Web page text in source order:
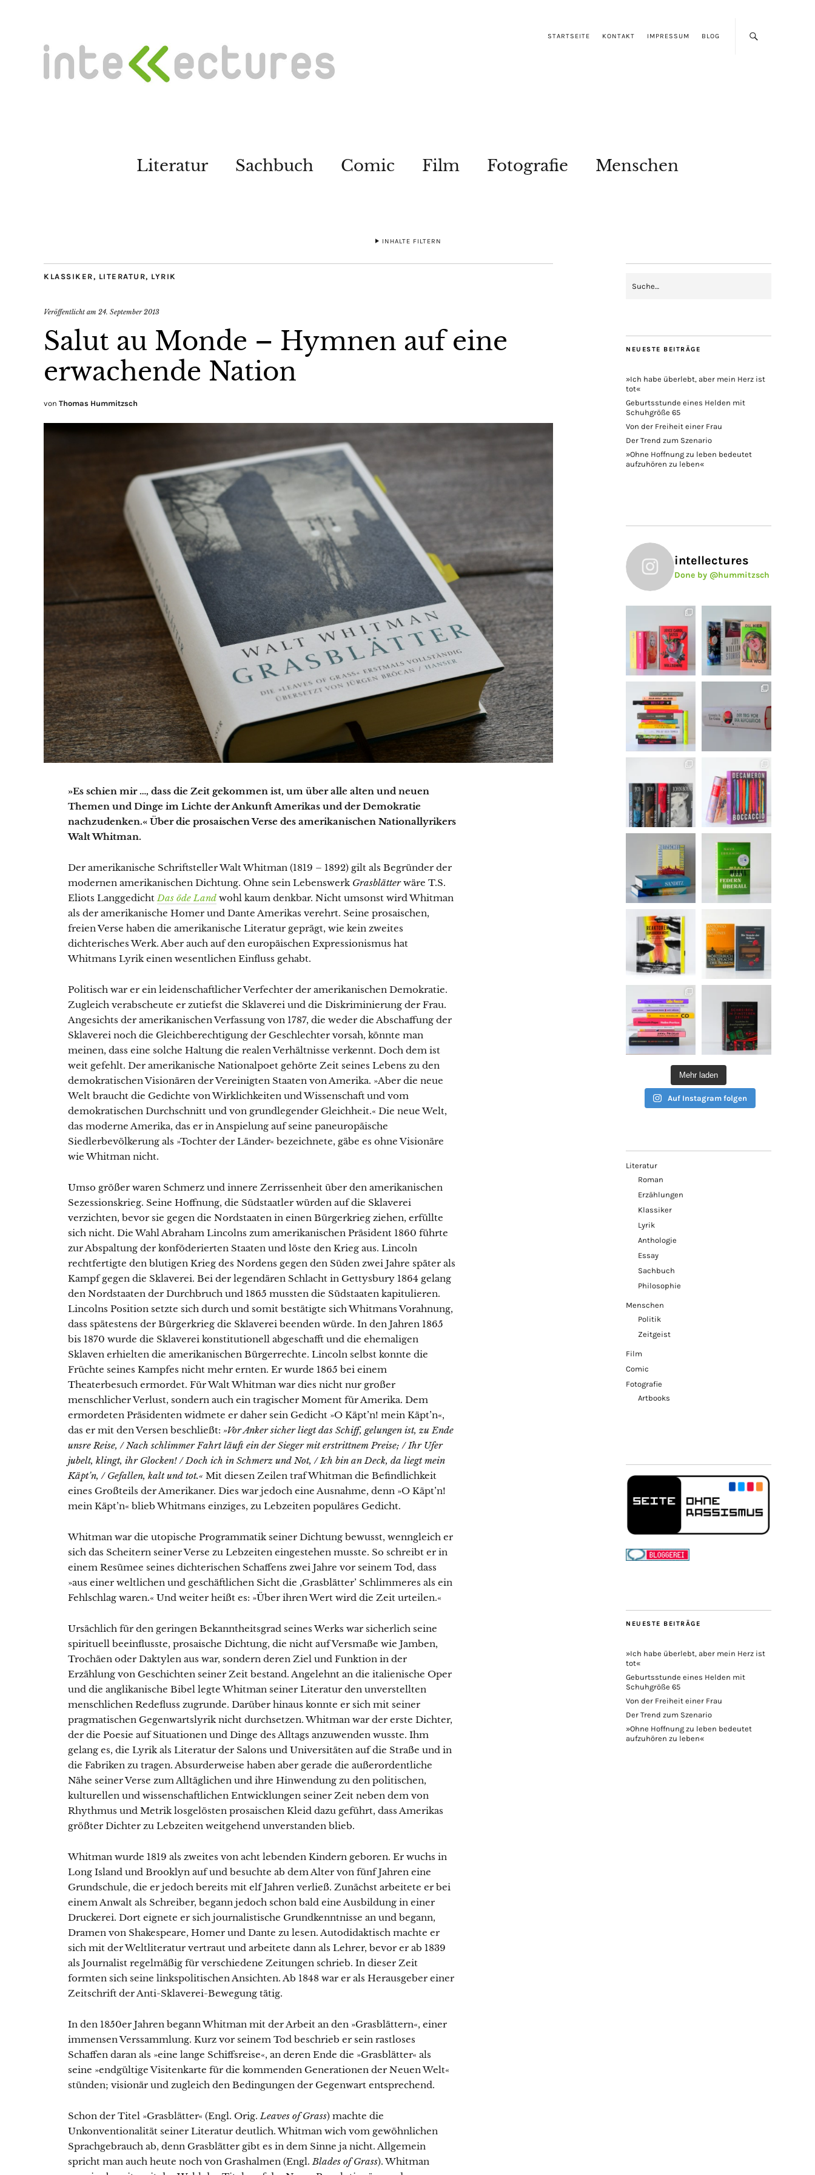
STARTSEITE KONTAKT IMPRESSUM BLOG
Literatur Sachbuch Comic Film Fotografie Menschen
INHALTE FILTERN
KLASSIKER, LITERATUR, LYRIK
Veröffentlicht am 24. September 2013
Salut au Monde – Hymnen auf eine
erwachende Nation
von Thomas Hummitzsch
»Es schien mir …, dass die Zeit gekommen ist, um über alle alten und neuen
Themen und Dinge im Lichte der Ankunft Amerikas und der Demokratie
nachzudenken.« Über die prosaischen Verse des amerikanischen Nationallyrikers
Walt Whitman.
Der amerikanische Schriftsteller Walt Whitman (1819 – 1892) gilt als Begründer der
modernen amerikanischen Dichtung. Ohne sein Lebenswerk Grasblätterwäre T.S.
Eliots LanggedichtDas öde Land wohl kaum denkbar. Nicht umsonst wird Whitman
als der amerikanische Homer und Dante Amerikas verehrt. Seine prosaischen,
freien Verse haben die amerikanische Literatur geprägt, wie kein zweites
dichterisches Werk. Aber auch auf den europäischen Expressionismus hat
Whitmans Lyrik einen wesentlichen Einfluss gehabt.
Politisch war er ein leidenschaftlicher Verfechter der amerikanischen Demokratie.
Zugleich verabscheute er zutiefst die Sklaverei und die Diskriminierung der Frau.
Angesichts der amerikanischen Verfassung von 1787, die weder die Abschaffung der
Sklaverei noch die Gleichberechtigung der Geschlechter vorsah, könnte man
meinen, dass eine solche Haltung die realen Verhältnisse verkennt. Doch dem ist
weit gefehlt. Der amerikanische Nationalpoet gehörte Zeit seines Lebens zu den
demokratischen Visionären der Vereinigten Staaten von Amerika. »Aber die neue
Welt braucht die Gedichte von Wirklichkeiten und Wissenschaft und vom
demokratischen Durchschnitt und von grundlegender Gleichheit.« Die neue Welt,
das moderne Amerika, das er in Anspielung auf seine paneuropäische
Siedlerbevölkerung als »Tochter der Länder« bezeichnete, gäbe es ohne Visionäre
wie Whitman nicht.
Umso größer waren Schmerz und innere Zerrissenheit über den amerikanischen
Sezessionskrieg. Seine Hoffnung, die Südstaatler würden auf die Sklaverei
verzichten, bevor sie gegen die Nordstaaten in einen Bürgerkrieg ziehen, erfüllte
sich nicht. Die Wahl Abraham Lincolns zum amerikanischen Präsident 1860 führte
zur Abspaltung der konföderierten Staaten und löste den Krieg aus. Lincoln
rechtfertigte den blutigen Krieg des Nordens gegen den Süden zwei Jahre später als
Kampf gegen die Sklaverei. Bei der legendären Schlacht in Gettysbury 1864 gelang
den Nordstaaten der Durchbruch und 1865 mussten die Südstaaten kapitulieren.
Lincolns Position setzte sich durch und somit bestätigte sich Whitmans Vorahnung,
dass spätestens der Bürgerkrieg die Sklaverei beenden würde. In den Jahren 1865
bis 1870 wurde die Sklaverei konstitutionell abgeschafft und die ehemaligen
Sklaven erhielten die amerikanischen Bürgerrechte. Lincoln selbst konnte die
Früchte seines Kampfes nicht mehr ernten. Er wurde 1865 bei einem
Theaterbesuch ermordet. Für Walt Whitman war dies nicht nur großer
menschlicher Verlust, sondern auch ein tragischer Moment für Amerika. Dem
ermordeten Präsidenten widmete er daher sein Gedicht »O Käpt’n! mein Käpt’n«,
das er mit den Versen beschließt: »Vor Anker sicher liegt das Schiff, gelungen ist, zu Ende
unsre Reise, / Nach schlimmer Fahrt läuft ein der Sieger mit erstrittnem Preise; / Ihr Ufer
jubelt, klingt, ihr Glocken! / Doch ich in Schmerz und Not, / Ich bin an Deck, da liegt mein
Käpt’n, / Gefallen, kalt und tot.« Mit diesen Zeilen traf Whitman die Befindlichkeit
eines Großteils der Amerikaner. Dies war jedoch eine Ausnahme, denn »O Käpt’n!
mein Käpt’n« blieb Whitmans einziges, zu Lebzeiten populäres Gedicht.
Whitman war die utopische Programmatik seiner Dichtung bewusst, wenngleich er
sich das Scheitern seiner Verse zu Lebzeiten eingestehen musste. So schreibt er in
einem Resümee seines dichterischen Schaffens zwei Jahre vor seinem Tod, dass
»aus einer weltlichen und geschäftlichen Sicht die ‚Grasblätter’ Schlimmeres als ein
Fehlschlag waren.« Und weiter heißt es: »Über ihren Wert wird die Zeit urteilen.«
Ursächlich für den geringen Bekanntheitsgrad seines Werks war sicherlich seine
spirituell beeinflusste, prosaische Dichtung, die nicht auf Versmaße wie Jamben,
Trochäen oder Daktylen aus war, sondern deren Ziel und Funktion in der
Erzählung von Geschichten seiner Zeit bestand. Angelehnt an die italienische Oper
und die anglikanische Bibel legte Whitman seiner Literatur den unverstellten
menschlichen Redefluss zugrunde. Darüber hinaus konnte er sich mit seiner
pragmatischen Gegenwartslyrik nicht durchsetzen. Whitman war der erste Dichter,
der die Poesie auf Situationen und Dinge des Alltags anzuwenden wusste. Ihm
gelang es, die Lyrik als Literatur der Salons und Universitäten auf die Straße und in
die Fabriken zu tragen. Absurderweise haben aber gerade die außerordentliche
Nähe seiner Verse zum Alltäglichen und ihre Hinwendung zu den politischen,
kulturellen und wissenschaftlichen Entwicklungen seiner Zeit neben dem von
Rhythmus und Metrik losgelösten prosaischen Kleid dazu geführt, dass Amerikas
größter Dichter zu Lebzeiten weitgehend unverstanden blieb.
Whitman wurde 1819 als zweites von acht lebenden Kindern geboren. Er wuchs in
Long Island und Brooklyn auf und besuchte ab dem Alter von fünf Jahren eine
Grundschule, die er jedoch bereits mit elf Jahren verließ. Zunächst arbeitete er bei
einem Anwalt als Schreiber, begann jedoch schon bald eine Ausbildung in einer
Druckerei. Dort eignete er sich journalistische Grundkenntnisse an und begann,
Dramen von Shakespeare, Homer und Dante zu lesen. Autodidaktisch machte er
sich mit der Weltliteratur vertraut und arbeitete dann als Lehrer, bevor er ab 1839
als Journalist regelmäßig für verschiedene Zeitungen schrieb. In dieser Zeit
formten sich seine linkspolitischen Ansichten. Ab 1848 war er als Herausgeber einer
Zeitschrift der Anti-Sklaverei-Bewegung tätig.
In den 1850er Jahren begann Whitman mit der Arbeit an den »Grasblättern«, einer
immensen Verssammlung. Kurz vor seinem Tod beschrieb er sein rastloses
Schaffen daran als »eine lange Schiffsreise«, an deren Ende die »Grasblätter« als
seine »endgültige Visitenkarte für die kommenden Generationen der Neuen Welt«
stünden; visionär und zugleich den Bedingungen der Gegenwart entsprechend.
Schon der Titel »Grasblätter« (Engl. Orig.Leaves of Grass) machte die
Unkonventionalität seiner Literatur deutlich. Whitman wich vom gewöhnlichen
Sprachgebrauch ab, denn Grasblätter gibt es in dem Sinne ja nicht. Allgemein
spricht man auch heute noch von Grashalmen (Engl.Blades of Grass). Whitman
NEUESTE BEITRÄGE
»Ich habe überlebt, aber mein Herz ist
tot«
Geburtsstunde eines Helden mit
Schuhgröße 65
Von der Freiheit einer Frau
Der Trend zum Szenario
»Ohne Hoffnung zu leben bedeutet
aufzuhören zu leben«
intellectures
Done by @hummitzsch
Mehr laden
Auf Instagram folgen
Literatur
Roman
Erzählungen
Klassiker
Lyrik
Anthologie
Essay
Sachbuch
Philosophie
Menschen
Politik
Zeitgeist
Film
Comic
Fotografie
Artbooks
NEUESTE BEITRÄGE
»Ich habe überlebt, aber mein Herz ist
tot«
Geburtsstunde eines Helden mit
Schuhgröße 65
Von der Freiheit einer Frau
Der Trend zum Szenario
»Ohne Hoffnung zu leben bedeutet
aufzuhören zu leben«